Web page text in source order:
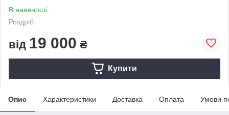
В наявності
Роздріб
від 19 000 ₴
Купити
Опис Характеристики Доставка Оплата Умови